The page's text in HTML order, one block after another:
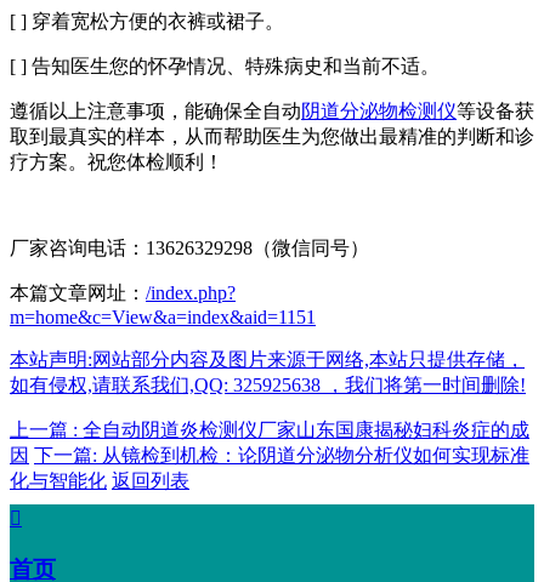
[ ] 穿着宽松方便的衣裤或裙子。
[ ] 告知医生您的怀孕情况、特殊病史和当前不适。
遵循以上注意事项，能确保全自动阴道分泌物检测仪等设备获
取到最真实的样本，从而帮助医生为您做出最精准的判断和诊
疗方案。祝您体检顺利！
厂家咨询电话：13626329298（微信同号）
本篇文章网址： /index.php?
m=home&c=View&a=index&aid=1151
本站声明:网站部分内容及图片来源于网络,本站只提供存储，
如有侵权,请联系我们,QQ: 325925638 ，我们将第一时间删除!
上一篇 : 全自动阴道炎检测仪厂家山东国康揭秘妇科炎症的成
因 下一篇: 从镜检到机检：论阴道分泌物分析仪如何实现标准
化与智能化 返回列表

首页